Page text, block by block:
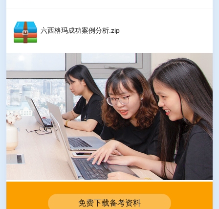
六西格玛成功案例分析.zip
免费下载备考资料